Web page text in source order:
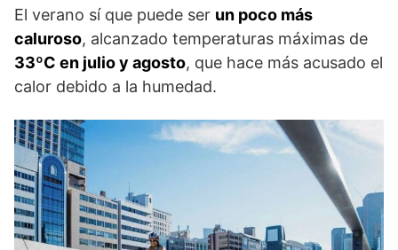
El verano sí que puede ser un poco más
caluroso, alcanzado temperaturas máximas de
33ºC en julio y agosto, que hace más acusado el
calor debido a la humedad.